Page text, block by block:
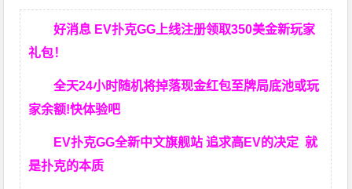
好消息 EV扑克GG上线注册领取350美金新玩家
礼包！
全天24小时随机将掉落现金红包至牌局底池或玩
家余额!快体验吧
EV扑克GG全新中文旗舰站 追求高EV的决定就
是扑克的本质